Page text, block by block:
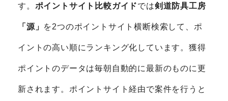
す。 ポイントサイト比較ガイドでは剣道防具工房
「源」 を2つのポイントサイト横断検索して、ポ
イントの高い順にランキング化しています。獲得
ポイントのデータは毎朝自動的に最新のものに更
新されます。ポイントサイト経由で案件を行うと